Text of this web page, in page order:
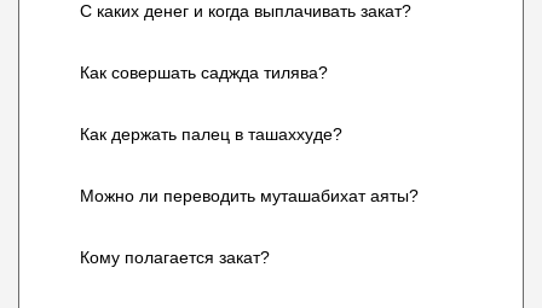
С каких денег и когда выплачивать закат?
Как совершать саджда тилява?
Как держать палец в ташаххуде?
Можно ли переводить муташабихат аяты?
Кому полагается закат?